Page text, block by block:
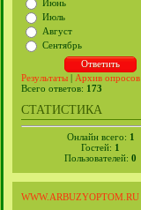
Июнь
Июль
Август
Сентябрь
Результаты | Архив опросов
Всего ответов: 173
СТАТИСТИКА
Онлайн всего: 1
Гостей: 1
Пользователей: 0
WWW.ARBUZYOPTOM.RU